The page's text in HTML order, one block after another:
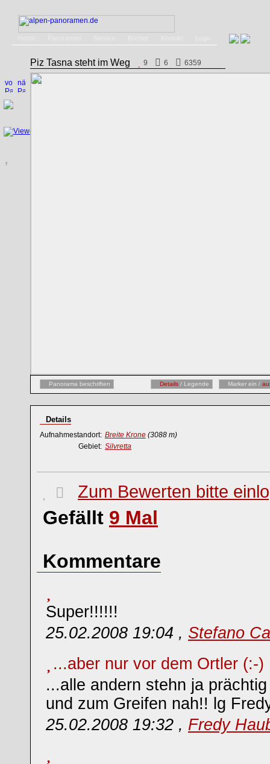
Piz Tasna steht im Weg 9 6 6359
Panorama beschriften Details / Legende Marker ein /
Details
Aufnahmestandort: Breite Krone (3088 m)
Gebiet: Silvretta
Zum Bewerten bitte
Gefällt 9 Mal
Kommentare
Super!!!!!!
25.02.2008 19:04 , Stefano
...aber nur vor dem Ortler (:-
...alle andern stehn ja
und zum Greifen nah!! lg
25.02.2008 19:32 , Fredy